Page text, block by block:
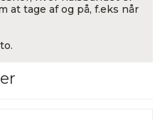
at tage af og på, f.eks når